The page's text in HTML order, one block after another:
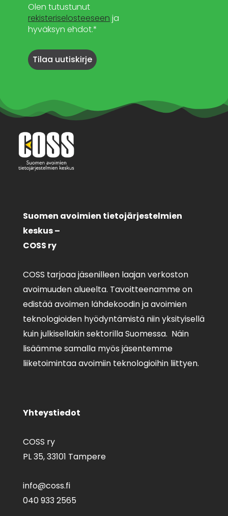
Olen tutustunut
rekisteriselosteeseen ja
hyväksyn ehdot.*
Suomen avoimien tietojärjestelmien
keskus –
COSS ry
COSS tarjoaa jäsenilleen laajan verkoston
avoimuuden alueelta. Tavoitteenamme on
edistää avoimen lähdekoodin ja avoimien
teknologioiden hyödyntämistä niin yksityisellä
kuin julkisellakin sektorilla Suomessa. Näin
lisäämme samalla myös jäsentemme
liiketoimintaa avoimiin teknologioihin liittyen.
Yhteystiedot
COSS ry
PL 35,33101 Tampere
info@coss.fi
040 933 2565